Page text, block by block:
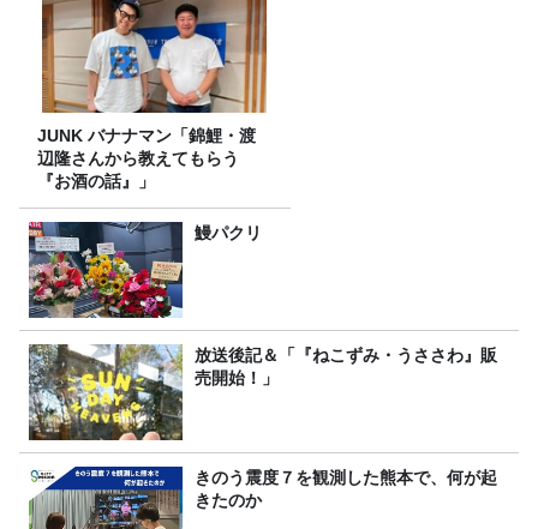
JUNK バナナマン「錦鯉・渡
辺隆さんから教えてもらう
『お酒の話』」
鰻パクリ
放送後記＆「『ねこずみ・うささわ』販
売開始！」
きのう震度７を観測した熊本で、何が起
きたのか